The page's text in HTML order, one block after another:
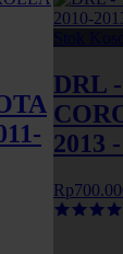
DRL
2013